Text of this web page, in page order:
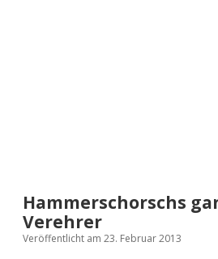
Hammerschorschs
Verehrer
Veröffentlicht am 23. Februar 2013